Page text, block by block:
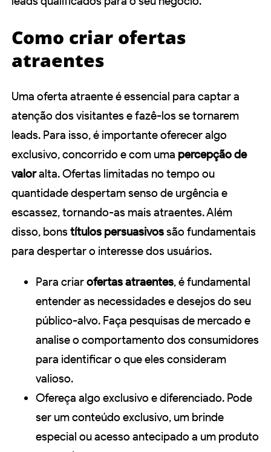
Como criar ofertas
atraentes
Uma oferta atraente é essencial para captar a
atenção dos visitantes e fazê-los se tornarem
leads. Para isso, é importante oferecer algo
exclusivo, concorrido e com uma percepção de
valoralta. Ofertas limitadas no tempo ou
quantidade despertam senso de urgência e
escassez, tornando-as mais atraentes. Além
disso, bonstítulos persuasivossão fundamentais
para despertar o interesse dos usuários.
Para criarofertas atraentes, é fundamental
entender as necessidades e desejos do seu
público-alvo. Faça pesquisas de mercado e
analise o comportamento dos consumidores
para identificar o que eles consideram
valioso.
Ofereça algo exclusivo e diferenciado. Pode
ser um conteúdo exclusivo, um brinde
especial ou acesso antecipado a um produto